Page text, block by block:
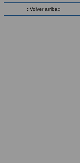
::Volver arriba::